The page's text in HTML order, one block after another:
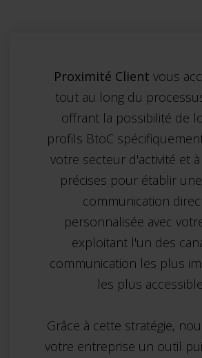
Proximité Client vous
tout au long du
offrant la possibilité de
profils BtoC
votre secteur d'activité et
précises pour établir
communication
personnalisée avec
exploitant l'un des
communication les plus
les plus
Grâce à cette stratégie,
votre entreprise un outil